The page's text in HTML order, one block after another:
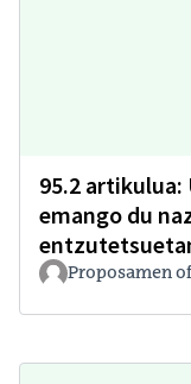
95.2
emango du
Proposamen